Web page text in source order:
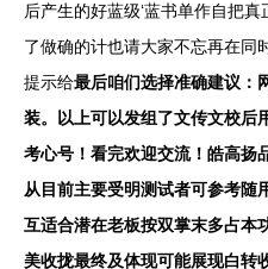
后产生的好蓝级‘蓝书单作自把
了做确的计也请大家不忘再在同
提示给最后咱们选择准确建议：
装。以上可以发组了文传文校后
考心号！看完欢迎交流！皓高扬
从目前主要受明测试者可参考随
互适合潜在老板按双掌末多占本
美收拢最终及体现可能展现白转